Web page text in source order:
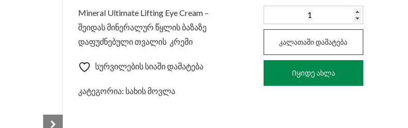
was:
₾45.00.
is:
₾29.90.
Mineral Ultimate Lifting Eye Cream –
შეიდას მინერალურ წყლის ბაზაზე
დაფუძნებული თვალის კრემი
რაოდენობა:
Sheida
Lifting
Eye
20ml
კალათაში დამატება
Იყიდე ახლა
სურვილების სიაში დამატება
კატეგორია: სახის მოვლა